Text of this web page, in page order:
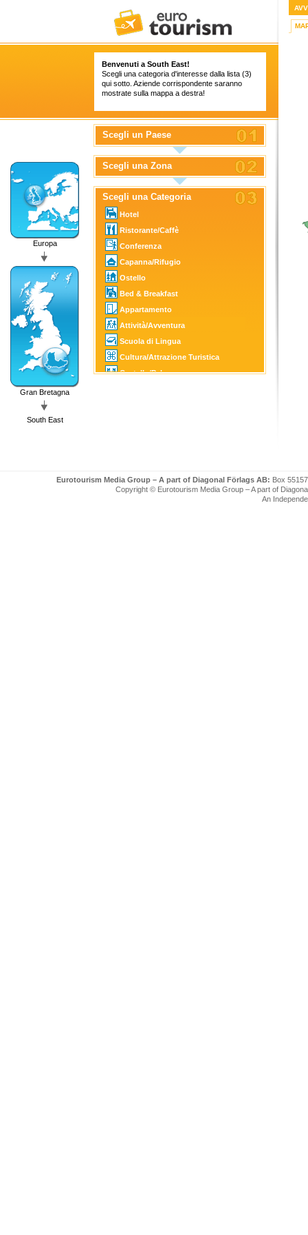
Benvenuti a South East!
Scegli una categoria d'interesse dalla lista (3)
qui sotto. Aziende corrispondente saranno
mostrate sulla mappa a destra!
Europa
Gran Bretagna
South East
Scegli un Paese
Scegli una Zona
Scegli una Categoria
Hotel
Ristorante/Caffè
Conferenza
Capanna/Rifugio
Ostello
Bed & Breakfast
Appartamento
Attività/Avventura
Scuola di Lingua
Cultura/Attrazione Turistica
Castello/Palazzo
Eurotourism Media Group – A part of Diagonal Förlags AB: Box
Copyright © Eurotourism Media Group – A part of
An